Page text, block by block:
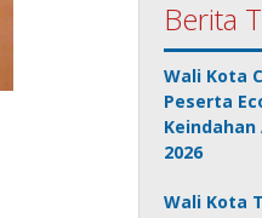
Berita
Wali Kota
Peserta
Keindahan
2026
Wali Kota